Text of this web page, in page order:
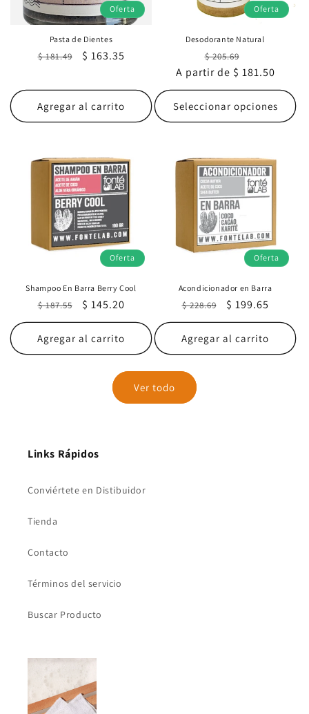
Oferta
Pasta de Dientes
Precio
$ 181.49
Precio
oferta
$ 163.35
Agregar al carrito
Oferta
Desodorante Natural
Precio
habitual
$ 205.69
de
oferta
A partir de $ 181.50
Seleccionar opciones
Oferta
Shampoo En Barra Berry Cool
Precio
habitual
$ 187.55
Precio
de
oferta
$ 145.20
Agregar al carrito
Oferta
Acondicionador en Barra
Precio
habitual
$ 228.69
Precio
de
oferta
$ 199.65
Agregar al carrito
Ver todo
Links Rápidos
Conviértete en Distibuidor
Tienda
Contacto
Términos del servicio
Buscar Producto